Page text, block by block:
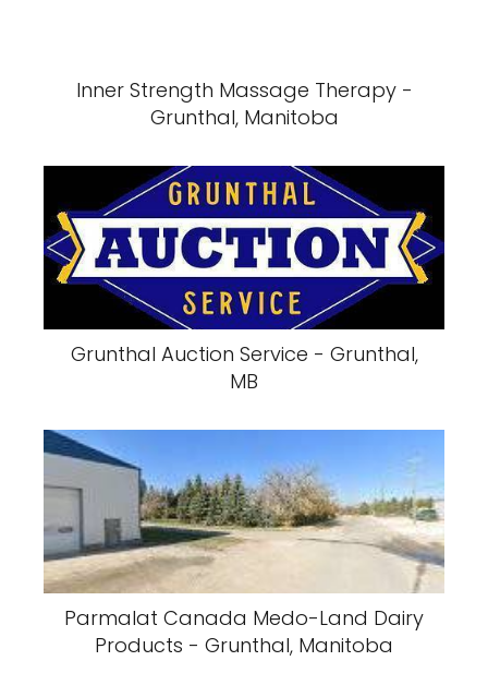
Inner Strength Massage Therapy -
Grunthal, Manitoba
Grunthal Auction Service - Grunthal,
MB
Parmalat Canada Medo-Land Dairy
Products - Grunthal, Manitoba